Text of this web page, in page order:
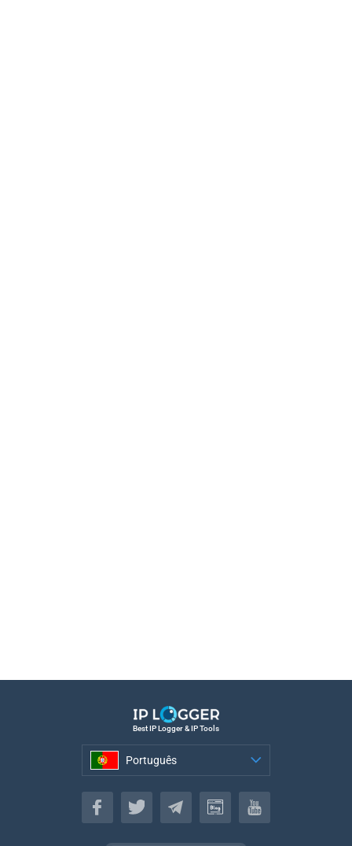
Best IP Logger & IP Tools
Português
Português